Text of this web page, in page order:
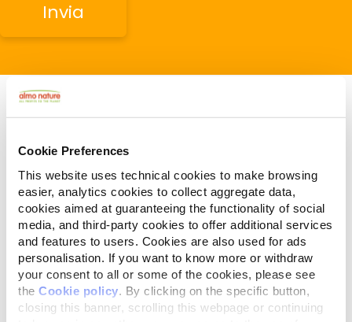
Cookie Preferences
This website uses technical cookies to make browsing
easier, analytics cookies to collect aggregate data,
cookies aimed at guaranteeing the functionality of social
media, and third-party cookies to offer additional services
and features to users. Cookies are also used for ads
personalisation. If you want to know more or withdraw
your consent to all or some of the cookies, please see
the Cookie policy . By clicking on the specific button,
closing this banner, scrolling this webpage or continuing
Gerelateerde artikelen